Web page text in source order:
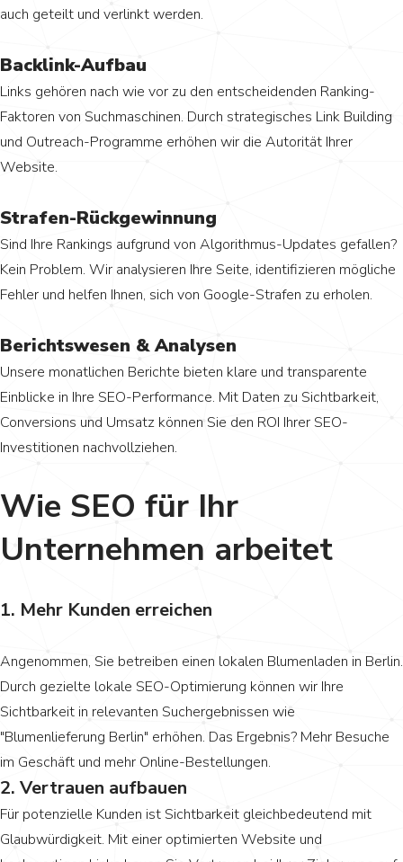
auch geteilt und verlinkt werden.
Backlink-Aufbau
Links gehören nach wie vor zu den entscheidenden Ranking-
Faktoren von Suchmaschinen. Durch strategisches Link Building
und Outreach-Programme erhöhen wir die Autorität Ihrer
Website.
Strafen-Rückgewinnung
Sind Ihre Rankings aufgrund von Algorithmus-Updates gefallen?
Kein Problem. Wir analysieren Ihre Seite, identifizieren mögliche
Fehler und helfen Ihnen, sich von Google-Strafen zu erholen.
Berichtswesen & Analysen
Unsere monatlichen Berichte bieten klare und transparente
Einblicke in Ihre SEO-Performance. Mit Daten zu Sichtbarkeit,
Conversions und Umsatz können Sie den ROI Ihrer SEO-
Investitionen nachvollziehen.​
Wie SEO für Ihr
Unternehmen arbeitet
1. Mehr Kunden erreichen
Angenommen, Sie betreiben einen lokalen Blumenladen in Berlin.
Durch gezielte lokale SEO-Optimierung können wir Ihre
Sichtbarkeit in relevanten Suchergebnissen wie
"Blumenlieferung Berlin" erhöhen. Das Ergebnis? Mehr Besuche
im Geschäft und mehr Online-Bestellungen.
2. Vertrauen aufbauen
Für potenzielle Kunden ist Sichtbarkeit gleichbedeutend mit
Glaubwürdigkeit. Mit einer optimierten Website und